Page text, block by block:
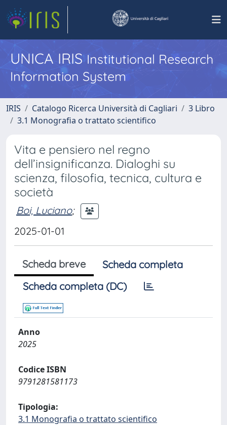
UNICA IRISInstitutional Research
Information System
IRIS Catalogo Ricerca Università di Cagliari
3 Libro
3.1 Monografia o trattato scientifico
Vita e pensiero nel regno
dell’insignificanza. Dialoghi su
scienza, filosofia, tecnica, cultura e
società
Boi, Luciano;
2025-01-01
Scheda breve
Scheda completa
Scheda completa (DC)
Anno
2025
Codice ISBN
9791281581173
Tipologia:
3.1 Monografia o trattato scientifico